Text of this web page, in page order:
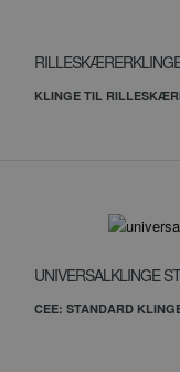
KLINGE TIL
UNIVERSALKLINGE
CEE: STANDARD